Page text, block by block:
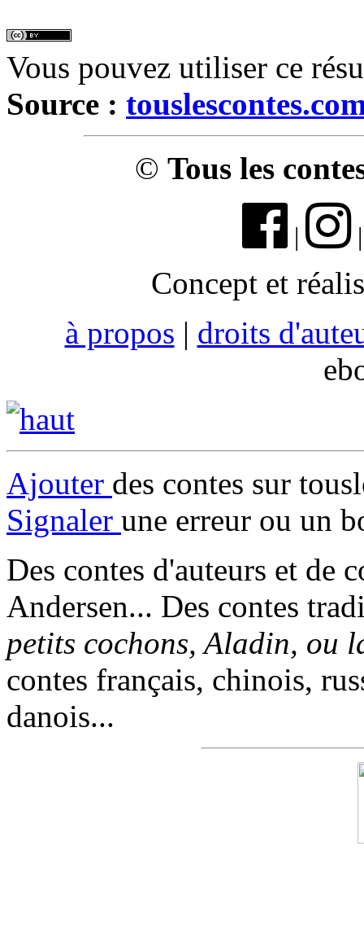
Vous pouvez utiliser ce
Source :
© Tous les
|
Concept et
à propos | droits
Ajouter des contes sur
Signaler une erreur ou un
Des contes d'auteurs et de
Andersen... Des contes
petits cochons, Aladin, ou
contes français, chinois,
danois...